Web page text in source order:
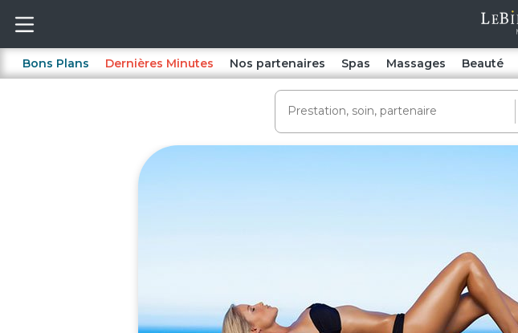
Bons Plans Dernières Minutes Nos partenaires Spas Massages Beauté